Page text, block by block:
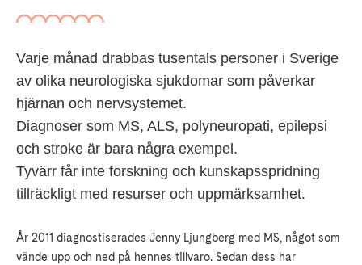
Varje månad drabbas tusentals personer i Sverige
av olika neurologiska sjukdomar som påverkar
hjärnan och nervsystemet.
Diagnoser som MS, ALS, polyneuropati, epilepsi
och stroke är bara några exempel.
Tyvärr får inte forskning och kunskapsspridning
tillräckligt med resurser och uppmärksamhet.
År 2011 diagnostiserades Jenny Ljungberg med MS, något som
vände upp och ned på hennes tillvaro. Sedan dess har